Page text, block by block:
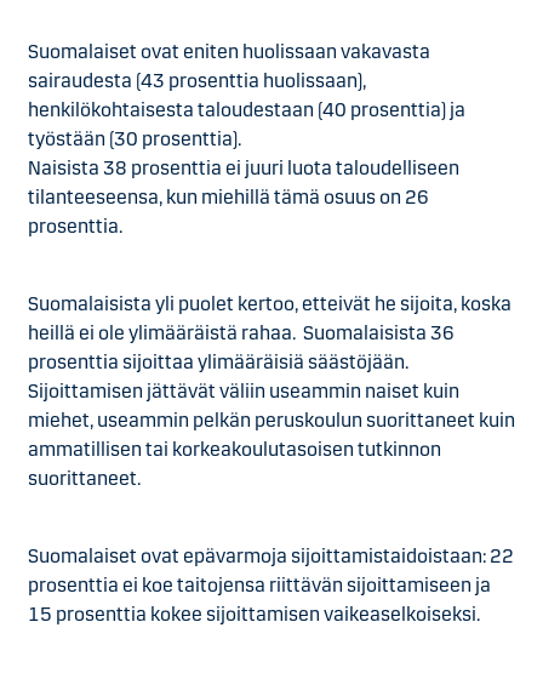
Suomalaiset ovat eniten huolissaan vakavasta
sairaudesta (43 prosenttia huolissaan),
henkilökohtaisesta taloudestaan (40 prosenttia) ja
työstään (30 prosenttia).
Naisista 38 prosenttia ei juuri luota taloudelliseen
tilanteeseensa, kun miehillä tämä osuus on 26
prosenttia.
Suomalaisista yli puolet kertoo, etteivät he sijoita, koska
heillä ei ole ylimääräistä rahaa. Suomalaisista 36
prosenttia sijoittaa ylimääräisiä säästöjään.
Sijoittamisen jättävät väliin useammin naiset kuin
miehet, useammin pelkän peruskoulun suorittaneet kuin
ammatillisen tai korkeakoulutasoisen tutkinnon
suorittaneet.
Suomalaiset ovat epävarmoja sijoittamistaidoistaan: 22
prosenttia ei koe taitojensa riittävän sijoittamiseen ja
15 prosenttia kokee sijoittamisen vaikeaselkoiseksi.